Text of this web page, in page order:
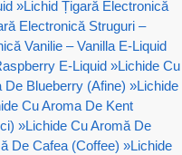
»Lichid Țigară Electronică
Electronică Struguri –
Vanilie – Vanilla E-Liquid
E-Liquid »Lichide Cu
De Blueberry (Afine) »Lichide
Cu Aroma De Kent
»Lichide Cu Aromă De
De Cafea (Coffee) »Lichide